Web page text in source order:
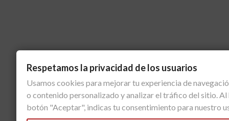
Respetamos la privacidad de los usuarios
Usamos cookies para mejorar tu experiencia de
o contenido personalizado y analizar el tráfico del sitio. Al
botón "Aceptar", indicas tu consentimiento para nuestro